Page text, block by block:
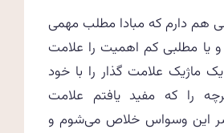
هم دارم که مبادا مطلب مهمی
و یا مطلبی کم اهمیت را علامت
یک ماژیک علامت گذار را با خود
را که مفید یافتم علامت
شر این وسواس خلاص می‌شوم و